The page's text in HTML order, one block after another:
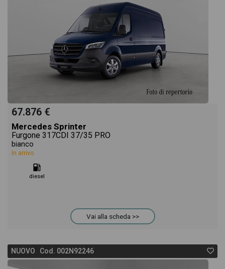
67.876 €
Mercedes Sprinter
Furgone 317CDI 37/35 PRO
bianco
In arrivo
diesel
Vai alla scheda >>
NUOVO Cod. 002N92246